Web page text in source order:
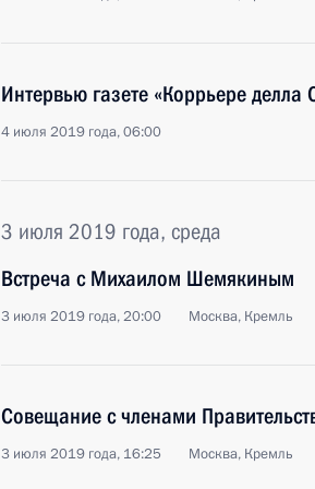
Интервью газете «Коррьере делла
4 июля 2019 года, 06:00
3 июля 2019 года, среда
Встреча с Михаилом Шемякиным
3 июля 2019 года, 20:00 Москва, Кремль
Совещание с членами
3 июля 2019 года, 16:25 Москва, Кремль